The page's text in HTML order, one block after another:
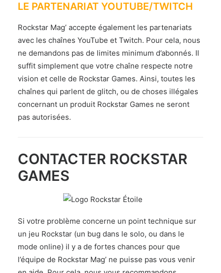
LE PARTENARIAT YOUTUBE/TWITCH
Rockstar Mag’ accepte également les partenariats
avec les chaînes YouTube et Twitch. Pour cela, nous
ne demandons pas de limites minimum d’abonnés. Il
suffit simplement que votre chaîne respecte notre
vision et celle de Rockstar Games. Ainsi, toutes les
chaînes qui parlent de glitch, ou de choses illégales
concernant un produit Rockstar Games ne seront
pas autorisées.
CONTACTER ROCKSTAR
GAMES
Si votre problème concerne un point technique sur
un jeu Rockstar (un bug dans le solo, ou dans le
mode online) il y a de fortes chances pour que
l’équipe de Rockstar Mag’ ne puisse pas vous venir